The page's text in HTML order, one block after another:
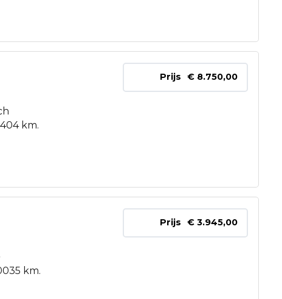
km.
Prijs € 8.750,00
km.
Prijs € 3.945,00